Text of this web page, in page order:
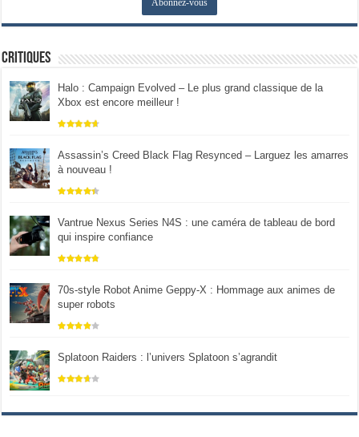
Critiques
Halo : Campaign Evolved – Le plus grand classique de la
Xbox est encore meilleur !
Assassin’s Creed Black Flag Resynced – Larguez les amarres
à nouveau !
Vantrue Nexus Series N4S : une caméra de tableau de bord
qui inspire confiance
70s-style Robot Anime Geppy-X : Hommage aux animes de
super robots
Splatoon Raiders : l’univers Splatoon s’agrandit